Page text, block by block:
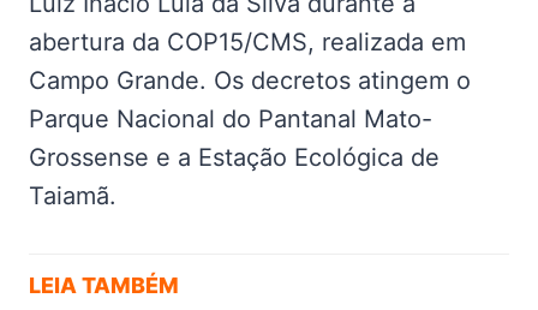
abertura da COP15/CMS, realizada em
Campo Grande. Os decretos atingem o
Parque Nacional do Pantanal Mato-
Grossense e a Estação Ecológica de
Taiamã.
LEIA TAMBÉM